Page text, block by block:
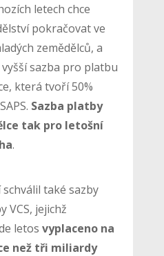
letech chce
pokračovat ve
zemědělců, a
sazba pro platbu
která tvoří 50%
Sazba platby
tak pro letošní
.
také sazby
VCS, jejichž
letos vyplaceno na
než tři miliardy